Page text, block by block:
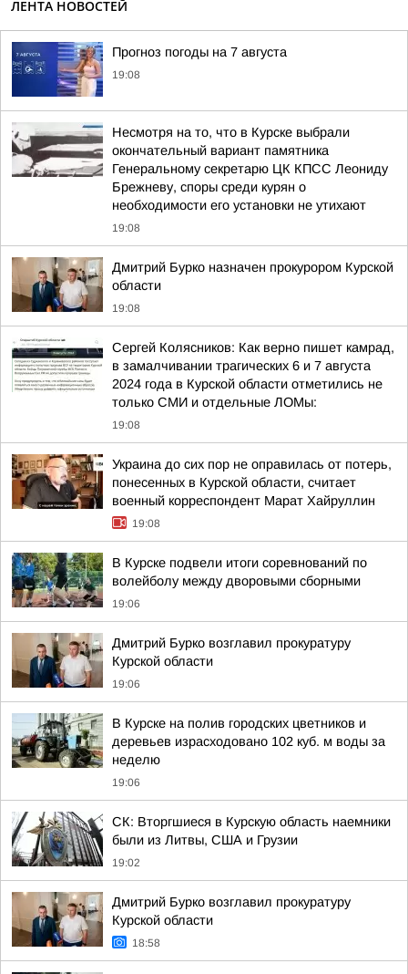
ЛЕНТА НОВОСТЕЙ
Прогноз погоды на 7 августа
19:08
Несмотря на то, что в Курске выбрали
окончательный вариант памятника
Генеральному секретарю ЦК КПСС Леониду
Брежневу, споры среди курян о
необходимости его установки не утихают
19:08
Дмитрий Бурко назначен прокурором Курской
области
19:08
Сергей Колясников: Как верно пишет камрад,
в замалчивании трагических 6 и 7 августа
2024 года в Курской области отметились не
только СМИ и отдельные ЛОМы:
19:08
Украина до сих пор не оправилась от потерь,
понесенных в Курской области, считает
военный корреспондент Марат Хайруллин
19:08
В Курске подвели итоги соревнований по
волейболу между дворовыми сборными
19:06
Дмитрий Бурко возглавил прокуратуру
Курской области
19:06
В Курске на полив городских цветников и
деревьев израсходовано 102 куб. м воды за
неделю
19:06
СК: Вторгшиеся в Курскую область наемники
были из Литвы, США и Грузии
19:02
Дмитрий Бурко возглавил прокуратуру
Курской области
18:58